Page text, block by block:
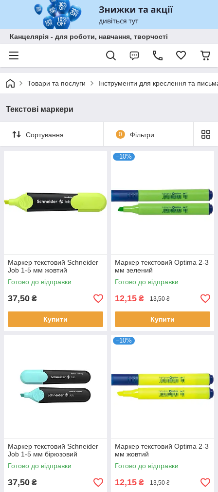
Канцелярія - для роботи, навчання, творчості
Товари та послуги Інструменти для креслення та
Текстові маркери
Сортування 0 Фільтри
Маркер текстовий Schneider
Job 1-5 мм жовтий
Готово до відправки
37,50 ₴
Купити
–10%
Маркер текстовий Optima 2-3
мм зелений
Готово до відправки
12,15 ₴ 13,50 ₴
Купити
Маркер текстовий Schneider
Job 1-5 мм бірюзовий
Готово до відправки
37,50 ₴
–10%
Маркер текстовий Optima 2-3
мм жовтий
Готово до відправки
12,15 ₴ 13,50 ₴